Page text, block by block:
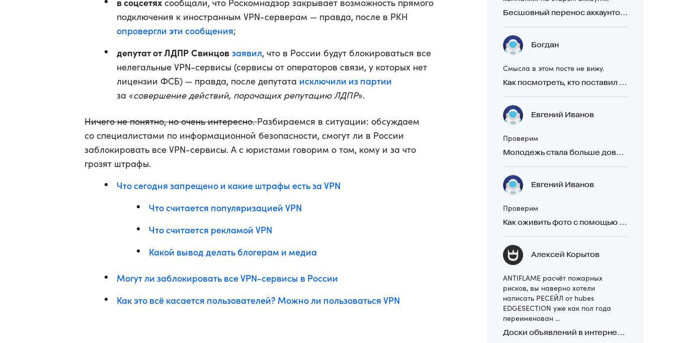
сообщали, что Роскомнадзор закрывает возможность прямого
подключения к иностранным VPN-серверам — правда, после в РКН
опровергли эти сообщения;
депутат от ЛДПР Свинцов заявил, что в России будут блокироваться все
нелегальные VPN-сервисы (сервисы от операторов связи, у которых нет
лицензии ФСБ) — правда, после депутата исключили из партии
за «совершение действий, порочащих репутацию ЛДПР».
Ничего не понятно, но очень интересно.Разбираемся в ситуации: обсуждаем
со специалистами по информационной безопасности, смогут ли в России
заблокировать все VPN-сервисы. А с юристами говорим о том, кому и за что
грозят штрафы.
Что сегодня запрещено и какие штрафы есть за VPN
Что считается популяризацией VPN
Что считается рекламой VPN
Какой вывод делать блогерам и медиа
Могут ли заблокировать все VPN-сервисы в России
Как это всё касается пользователей? Можно ли пользоваться VPN
Бесшовный перенос аккаунтов Директа: 4 ошибки и как их избежать
Богдан
Смысла в этом посте не вижу.
Как посмотреть, кто поставил реакцию в Telegram
Евгений Иванов
Проверим
Молодежь стала больше доверять рекомендациям в закрытых Telegram-чатах, чем официальной рекламе
Евгений Иванов
Проверим
Как оживить фото с помощью нейросетей в 2026 году: 17 бесплатных онлайн-сервисов, приложений и ботов
Алексей Корытов
ANTIFLAME расчёт пожарных
рисков, вы наверно хотели
написать РЕСЕЙЛ от hubes
EDGESECTION уже как пол года
переименован ...
Доски объявлений в интернете: какие лучше и безопаснее? Сравниваем 5 популярных